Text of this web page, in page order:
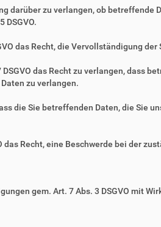
darüber zu verlangen, ob
DSGVO.
das Recht, die Vervollständigung
das Recht zu verlangen, dass
zu verlangen.
die Sie betreffenden Daten, die Sie
das Recht, eine Beschwerde bei der
gem. Art. 7 Abs. 3 DSGVO mit